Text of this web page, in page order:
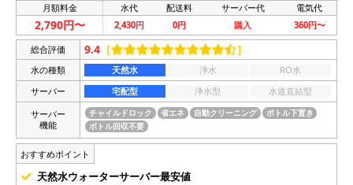
月額料金 水代 配送料 サーバー代 電気代
2,790円〜 2,430円 0円 購入 360円〜
総合評価 9.4 ［ ］
水の種類 天然水 浄水
RO水
サーバー
宅配型 浄水型
水道直結型
サーバー
機能
チャイルドロック 省エネ 自動クリーニング
ボトル下置き
ボトル回収不要
おすすめポイント
天然水ウォーターサーバー最安値